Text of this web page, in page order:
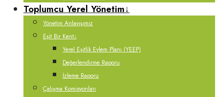
Toplumcu Yerel Yönetim↓
Yönetim Anlayışımız
Eşit Bir Kent↓
Yerel Eşitlik Eylem Planı (YEEP)
Değerlendirme Raporu
İzleme Raporu
Çalışma Komisyonları